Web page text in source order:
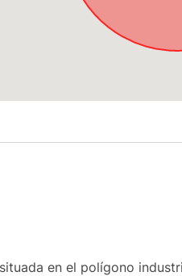
en el polígono